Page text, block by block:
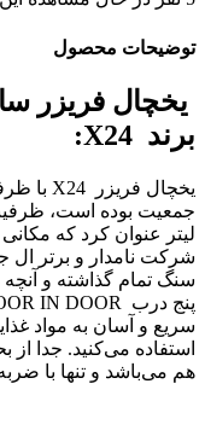
توضیحات محصول
برند X24:
لیتر عنوان کرد که
شرکت نامدار و برتر
سنگ تمام گذاشته و
سریع و آسان به مواد
استفاده می‌کنید. جدا از
هم می‌باشد و تنها با